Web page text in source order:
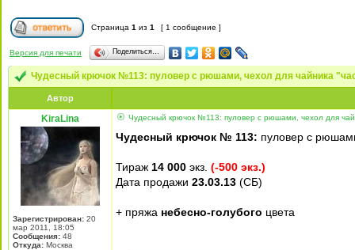
Страница 1 из 1 [ 1 сообщение ]
Версия для печати Поделиться…
Чудесный крючок №113: пуловер с рюшами, чехол для чайника
Автор
KiraLina
Зарегистрирован: 20
мар 2011, 18:05
Сообщения: 48
Откуда: Москва
Чудесный крючок №113: пуловер с рюшами, чехол для
Чудесный крючок № 113: пуловер с
Тираж 14 000 экз. (-500 экз.)
Дата продажи 23.03.13 (СБ)
+ пряжа небесно-голубого цвета